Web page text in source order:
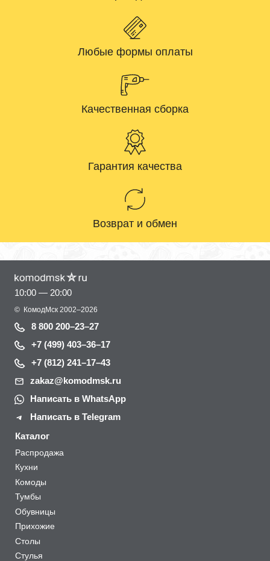
Любые формы оплаты
Качественная сборка
Гарантия качества
Возврат и обмен
10:00 — 20:00
© КомодМск 2002–2026
8 800 200–23–27
+7 (499) 403–36–17
+7 (812) 241–17–43
zakaz@komodmsk.ru
Написать в WhatsApp
Написать в Telegram
Каталог
Распродажа
Кухни
Комоды
Тумбы
Обувницы
Прихожие
Столы
Стулья